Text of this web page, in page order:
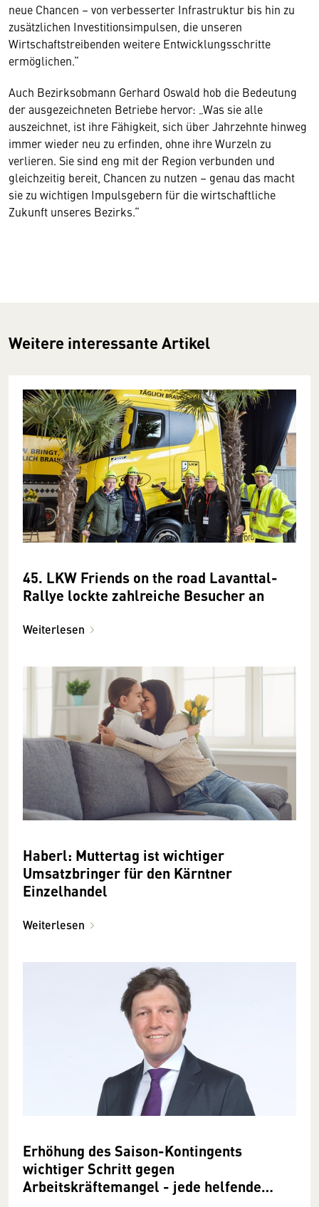
neue Chancen – von verbesserter Infrastruktur bis hin zu
zusätzlichen Investitionsimpulsen, die unseren
Wirtschaftstreibenden weitere Entwicklungsschritte
ermöglichen.“
Auch Bezirksobmann Gerhard Oswald hob die Bedeutung
der ausgezeichneten Betriebe hervor: „Was sie alle
auszeichnet, ist ihre Fähigkeit, sich über Jahrzehnte hinweg
immer wieder neu zu erfinden, ohne ihre Wurzeln zu
verlieren. Sie sind eng mit der Region verbunden und
gleichzeitig bereit, Chancen zu nutzen – genau das macht
sie zu wichtigen Impulsgebern für die wirtschaftliche
Zukunft unseres Bezirks.“
Weitere interessante Artikel
45. LKW Friends on the road Lavanttal-
Rallye lockte zahlreiche Besucher an
Weiterlesen
Haberl: Muttertag ist wichtiger
Umsatzbringer für den Kärntner
Einzelhandel
Weiterlesen
Erhöhung des Saison-Kontingents
wichtiger Schritt gegen
Arbeitskräftemangel - jede helfende